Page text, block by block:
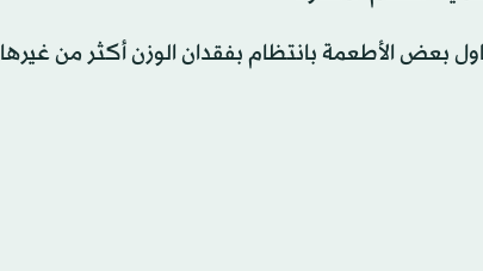
بعض الأطعمة بانتظام بفقدان الوزن أكثر من